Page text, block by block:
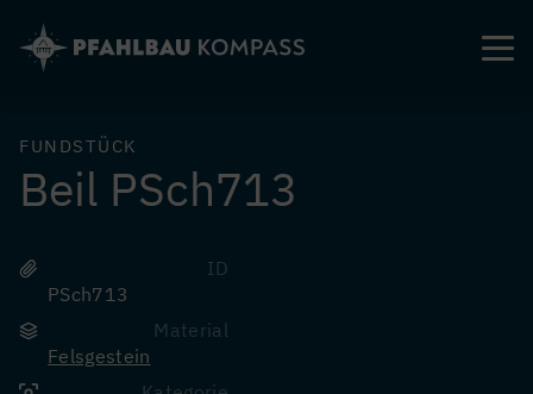
zum
Inhalt
FUNDSTÜCK
Beil PSch713
ID
PSch713
Material
Felsgestein